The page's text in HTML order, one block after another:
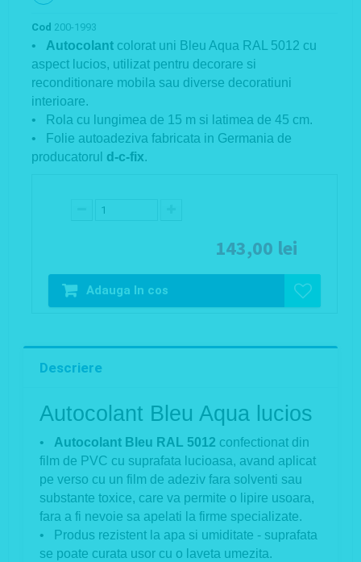
Cod 200-1993
• Autocolant colorat uni Bleu Aqua RAL 5012 cu
aspect lucios, utilizat pentru decorare si
reconditionare mobila sau diverse decoratiuni
interioare.
• Rola cu lungimea de 15 m si latimea de 45 cm.
• Folie autoadeziva fabricata in Germania de
producatorul d-c-fix.
143,00 lei
Adauga In cos
Descriere
Autocolant Bleu Aqua lucios
• Autocolant Bleu RAL 5012 confectionat din
film de PVC cu suprafata lucioasa, avand aplicat
pe verso cu un film de adeziv fara solventi sau
substante toxice, care va permite o lipire usoara,
fara a fi nevoie sa apelati la firme specializate.
• Produs rezistent la apa si umiditate - suprafata
se poate curata usor cu o laveta umezita.